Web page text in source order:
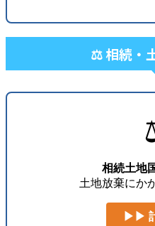
⚖️ 相続・
相続土地
土地放棄にか
▶▶